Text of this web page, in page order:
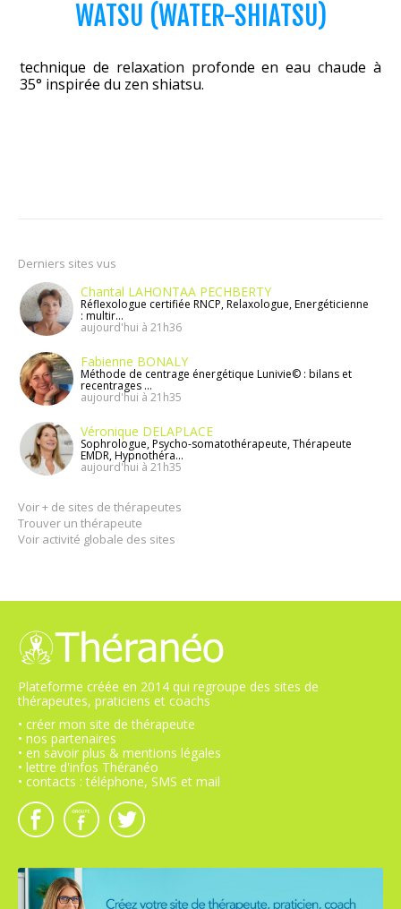
WATSU (WATER-SHIATSU)
technique de relaxation profonde en eau chaude à
35° inspirée du zen shiatsu.
Derniers sites vus
Chantal LAHONTAA PECHBERTY
Réflexologue certifiée RNCP, Relaxologue, Energéticienne
: multir...
aujourd'hui à 21h36
Fabienne BONALY
Méthode de centrage énergétique Lunivie© : bilans et
recentrages ...
aujourd'hui à 21h35
Véronique DELAPLACE
Sophrologue, Psycho-somatothérapeute, Thérapeute
EMDR, Hypnothéra...
aujourd'hui à 21h35
Voir + de sites de thérapeutes
Trouver un thérapeute
Voir activité globale des sites
Plateforme créée en 2014 qui regroupe des sites de
thérapeutes, praticiens et coachs
• créer mon site de thérapeute
• nos partenaires
• en savoir plus & mentions légales
• lettre d'infos Théranéo
• contacts : téléphone, SMS et mail